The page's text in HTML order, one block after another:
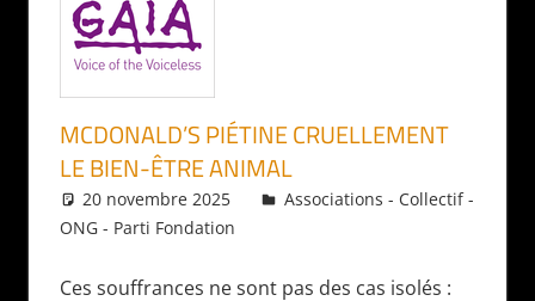
MCDONALD’S PIÉTINE CRUELLEMENT
LE BIEN-ÊTRE ANIMAL
20 novembre 2025 Daniel
Associations - Collectif -
ONG - Parti Fondation
Ces souffrances ne sont pas des cas isolés :